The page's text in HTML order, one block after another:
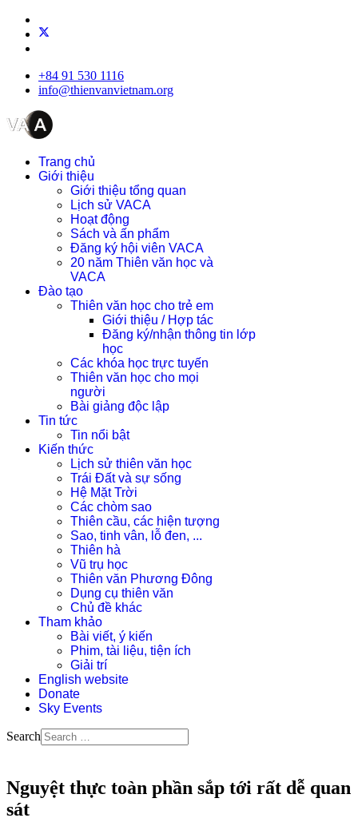
+84 91 530 1116
info@thienvanvietnam.org
Trang chủ
Giới thiệu
Giới thiệu tổng quan
Lịch sử VACA
Hoạt động
Sách và ấn phẩm
Đăng ký hội viên VACA
20 năm Thiên văn học và
VACA
Đào tạo
Thiên văn học cho trẻ em
Giới thiệu / Hợp tác
Đăng ký/nhận thông tin lớp
học
Các khóa học trực tuyến
Thiên văn học cho mọi
người
Bài giảng độc lập
Tin tức
Tin nổi bật
Kiến thức
Lịch sử thiên văn học
Trái Đất và sự sống
Hệ Mặt Trời
Các chòm sao
Thiên cầu, các hiện tượng
Sao, tinh vân, lỗ đen, ...
Thiên hà
Vũ trụ học
Thiên văn Phương Đông
Dụng cụ thiên văn
Chủ đề khác
Tham khảo
Bài viết, ý kiến
Phim, tài liệu, tiện ích
Giải trí
English website
Donate
Sky Events
Search
Nguyệt thực toàn phần sắp tới rất dễ quan
sát